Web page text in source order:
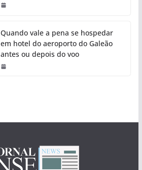
Quando vale a pena se hospedar
em hotel do aeroporto do Galeão
antes ou depois do voo